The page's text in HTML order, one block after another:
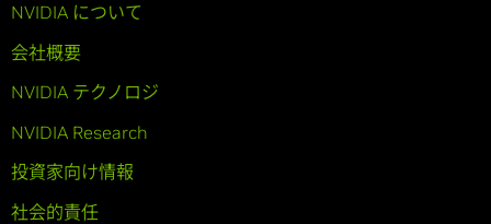
NVIDIA について
会社概要
NVIDIA テクノロジ
NVIDIA Research
投資家向け情報
社会的責任